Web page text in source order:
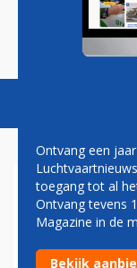
Magazine
Mist op
Ontvang een
toegang tot al
Ontvang tevens
Magazine in de
Bekijk